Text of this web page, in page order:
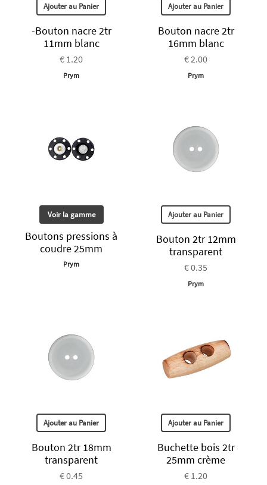
Ajouter au Panier
-Bouton nacre 2tr
11mm blanc
€ 1.20
Prym
Ajouter au Panier
Bouton nacre 2tr
16mm blanc
€ 2.00
Prym
Voir la gamme
Boutons pressions à
coudre 25mm
Prym
Ajouter au Panier
Bouton 2tr 12mm
transparent
€ 0.35
Prym
Ajouter au Panier
Bouton 2tr 18mm
transparent
€ 0.45
Ajouter au Panier
Buchette bois 2tr
25mm crème
€ 1.20